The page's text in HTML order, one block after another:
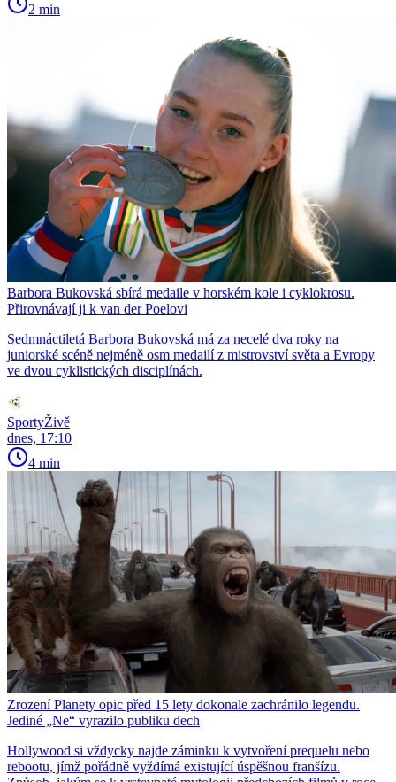
2 min
Barbora Bukovská sbírá medaile v horském kole i cyklokrosu.
Přirovnávají ji k van der Poelovi
Sedmnáctiletá Barbora Bukovská má za necelé dva roky na
juniorské scéně nejméně osm medailí z mistrovství světa a Evropy
ve dvou cyklistických disciplínách.
SportyŽivě
dnes, 17:10
4 min
Zrození Planety opic před 15 lety dokonale zachránilo legendu.
Jediné „Ne“ vyrazilo publiku dech
Hollywood si vždycky najde záminku k vytvoření prequelu nebo
rebootu, jímž pořádně vyždímá existující úspěšnou franšízu.